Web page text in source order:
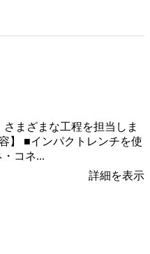
まざまな工程を担当しま
■インパクトレンチを使
コネ...
詳細を表示